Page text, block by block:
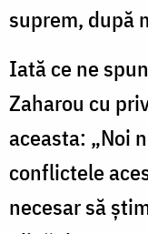
suprem, după
Iată ce ne
Zaharou cu
aceasta: „Noi
conflictele
necesar să